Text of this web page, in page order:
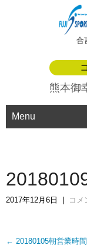
合
熊本御
Menu
2017年12月6日 コメ
Post
← 20180105朝営業時